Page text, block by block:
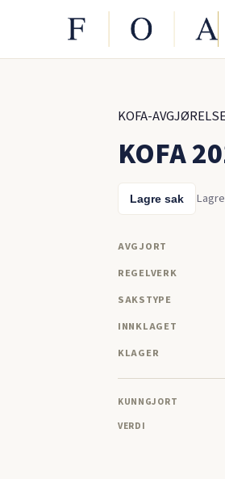
KOFA-
KOFA
Lagre sak
AVGJORT
REGELVERK
SAKSTYPE
INNKLAGET
KLAGER
KUNNGJORT
VERDI